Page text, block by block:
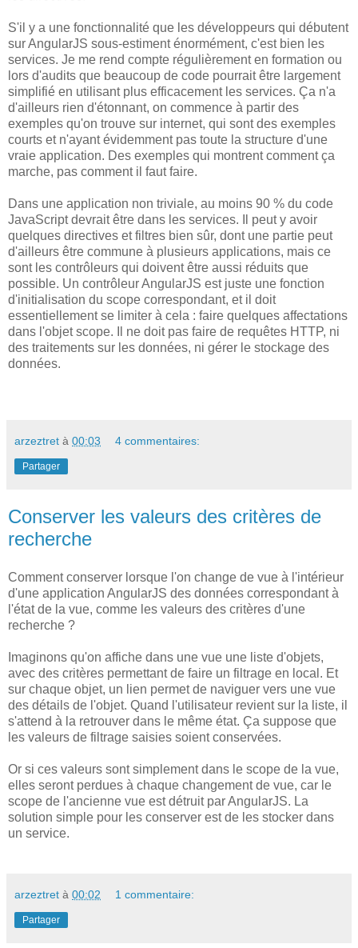
S'il y a une fonctionnalité que les développeurs qui débutent
sur AngularJS sous-estiment énormément, c'est bien les
services. Je me rend compte régulièrement en formation ou
lors d'audits que beaucoup de code pourrait être largement
simplifié en utilisant plus efficacement les services. Ça n'a
d'ailleurs rien d'étonnant, on commence à partir des
exemples qu'on trouve sur internet, qui sont des exemples
courts et n'ayant évidemment pas toute la structure d'une
vraie application. Des exemples qui montrent comment ça
marche, pas comment il faut faire.
Dans une application non triviale, au moins 90 % du code
JavaScript devrait être dans les services. Il peut y avoir
quelques directives et filtres bien sûr, dont une partie peut
d'ailleurs être commune à plusieurs applications, mais ce
sont les contrôleurs qui doivent être aussi réduits que
possible. Un contrôleur AngularJS est juste une fonction
d'initialisation du scope correspondant, et il doit
essentiellement se limiter à cela : faire quelques affectations
dans l'objet scope. Il ne doit pas faire de requêtes HTTP, ni
des traitements sur les données, ni gérer le stockage des
données.
arzeztret à 00:03 4 commentaires:
Partager
Conserver les valeurs des critères de
recherche
Comment conserver lorsque l'on change de vue à l'intérieur
d'une application AngularJS des données correspondant à
l'état de la vue, comme les valeurs des critères d'une
recherche ?
Imaginons qu'on affiche dans une vue une liste d'objets,
avec des critères permettant de faire un filtrage en local. Et
sur chaque objet, un lien permet de naviguer vers une vue
des détails de l'objet. Quand l'utilisateur revient sur la liste, il
s'attend à la retrouver dans le même état. Ça suppose que
les valeurs de filtrage saisies soient conservées.
Or si ces valeurs sont simplement dans le scope de la vue,
elles seront perdues à chaque changement de vue, car le
scope de l'ancienne vue est détruit par AngularJS. La
solution simple pour les conserver est de les stocker dans
un service.
arzeztret à 00:02 1 commentaire:
Partager